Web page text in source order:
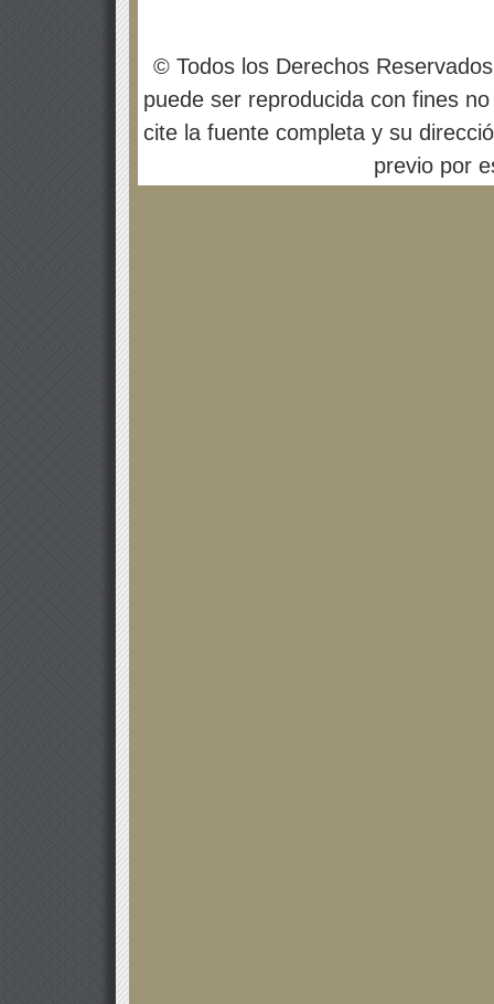
© Todos los Derechos
puede ser reproducida con fines
cite la fuente completa y su
previo por